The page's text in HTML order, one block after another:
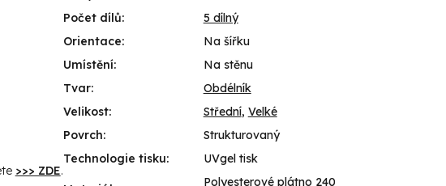
>>> ZDE.
Počet dílů:
5 dílný
Orientace:
Na šířku
Umístění:
Na stěnu
Tvar:
Obdélník
Velikost: Střední, Velké
Povrch:
Strukturovaný
Technologie tisku: UVgel tisk
Polyesterové plátno 240